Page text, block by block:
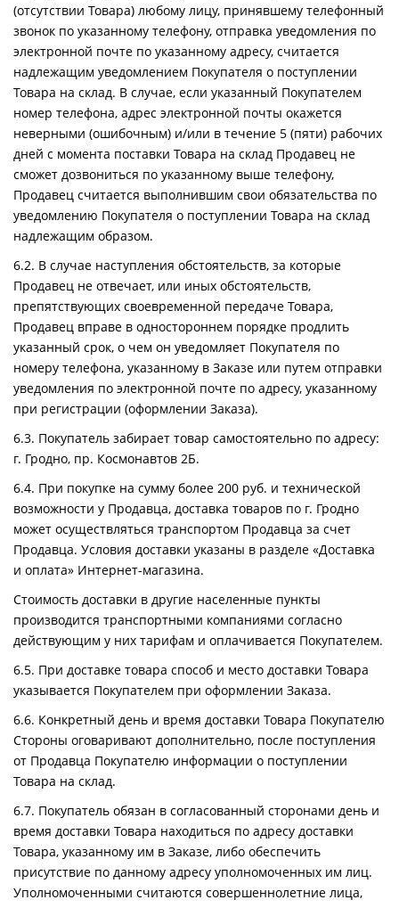
(отсутствии Товара) любому лицу, принявшему телефонный
звонок по указанному телефону, отправка уведомления по
электронной почте по указанному адресу, считается
надлежащим уведомлением Покупателя о поступлении
Товара на склад. В случае, если указанный Покупателем
номер телефона, адрес электронной почты окажется
неверными (ошибочным) и/или в течение 5 (пяти) рабочих
дней с момента поставки Товара на склад Продавец не
сможет дозвониться по указанному выше телефону,
Продавец считается выполнившим свои обязательства по
уведомлению Покупателя о поступлении Товара на склад
надлежащим образом.
6.2. В случае наступления обстоятельств, за которые
Продавец не отвечает, или иных обстоятельств,
препятствующих своевременной передаче Товара,
Продавец вправе в одностороннем порядке продлить
указанный срок, о чем он уведомляет Покупателя по
номеру телефона, указанному в Заказе или путем отправки
уведомления по электронной почте по адресу, указанному
при регистрации (оформлении Заказа).
6.3. Покупатель забирает товар самостоятельно по адресу:
г. Гродно, пр. Космонавтов 2Б.
6.4. При покупке на сумму более 200 руб. и технической
возможности у Продавца, доставка товаров по г. Гродно
может осуществляться транспортом Продавца за счет
Продавца. Условия доставки указаны в разделе «Доставка
и оплата» Интернет-магазина.
Стоимость доставки в другие населенные пункты
производится транспортными компаниями согласно
действующим у них тарифам и оплачивается Покупателем.
6.5. При доставке товара способ и место доставки Товара
указывается Покупателем при оформлении Заказа.
6.6. Конкретный день и время доставки Товара Покупателю
Стороны оговаривают дополнительно, после поступления
от Продавца Покупателю информации о поступлении
Товара на склад.
6.7. Покупатель обязан в согласованный сторонами день и
время доставки Товара находиться по адресу доставки
Товара, указанному им в Заказе, либо обеспечить
присутствие по данному адресу уполномоченных им лиц.
Уполномоченными считаются совершеннолетние лица,